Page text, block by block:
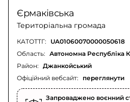
Єрмаківська
Територіальна громада
КАТОТТГ: UA01060070000050618
Офіційний вебсайт: переглянути
Область: Автономна Республіка
Район: Джанкойський
Запроваджено воєнний